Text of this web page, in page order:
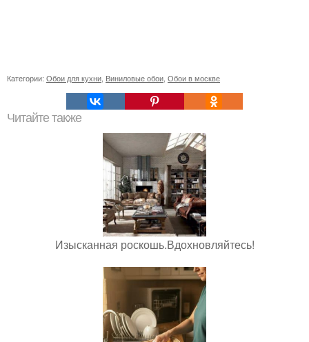
Категории: Обои для кухни, Виниловые обои, Обои в москве
Читайте также
Изысканная роскошь.Вдохновляйтесь!